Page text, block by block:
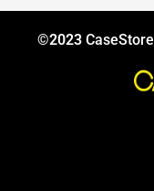
©2023 CaseStore